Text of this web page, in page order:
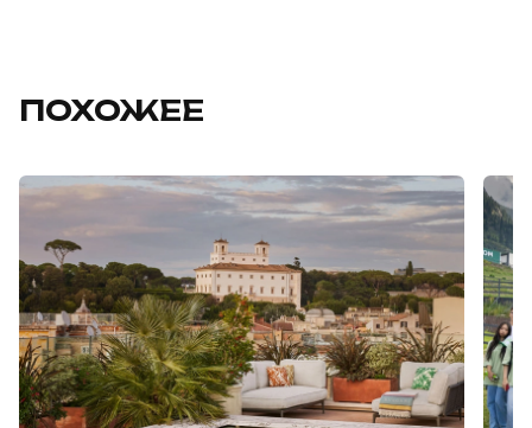
ПОХОЖЕЕ